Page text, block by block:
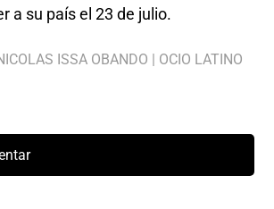
a su país el 23 de julio.
ISSA OBANDO | OCIO LATINO